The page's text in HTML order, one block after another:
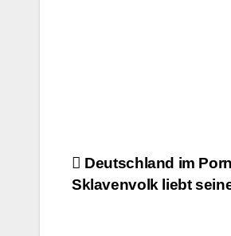
Deutschland im
Sklavenvolk liebt